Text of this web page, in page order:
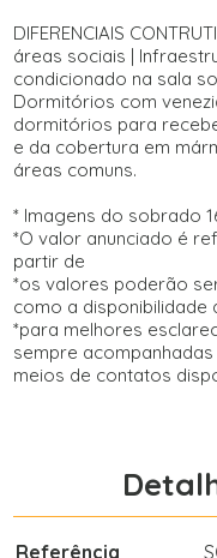
DIFERENCIAIS
áreas sociais |
condicionado na sala
Dormitórios com
dormitórios para
e da cobertura em
áreas comuns.
* Imagens do sobrado
*O valor anunciado é
partir de
*os valores poderão
como a disponibilidade
*para melhores
sempre
meios de contatos
Referência